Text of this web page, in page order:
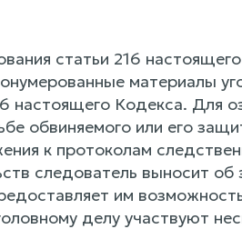
статьи 216
материалы
настоящего Кодекса. Для
обвиняемого или его
к протоколам
следователь выносит
им
делу участвуют